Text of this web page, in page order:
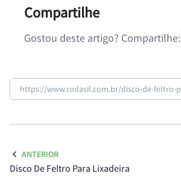
Compartilhe
Gostou deste artigo? Compartilhe:
ANTERIOR
Disco De Feltro Para Lixadeira